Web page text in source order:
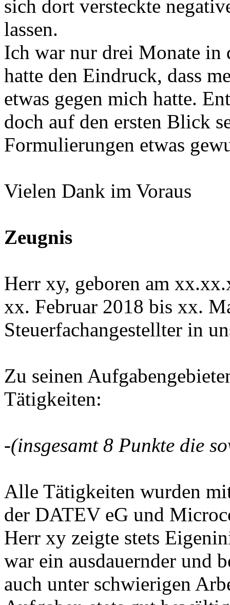
sich dort versteckte
lassen.
Ich war nur drei Monate in
hatte den Eindruck, dass
etwas gegen mich hatte.
doch auf den ersten Blick
Formulierungen etwas
Vielen Dank im Voraus
Zeugnis
Herr xy, geboren am
xx. Februar 2018 bis xx.
Steuerfachangestellter in
Zu seinen
Tätigkeiten:
-(insgesamt 8 Punkte die
Alle Tätigkeiten wurden
der DATEV eG und
Herr xy zeigte stets
war ein ausdauernder und
auch unter schwierigen